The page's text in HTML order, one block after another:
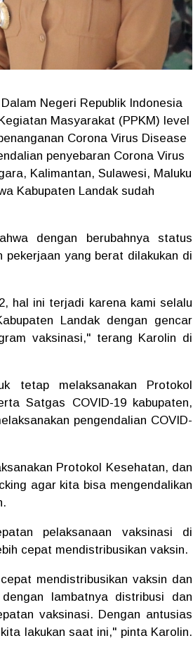
Negeri Republik Indonesia
Masyarakat (PPKM) level
Corona Virus Disease
penyebaran Corona Virus
Kalimantan, Sulawesi, Maluku
Kabupaten Landak sudah
dengan berubahnya status
pekerjaan yang berat dilakukan di
hal ini terjadi karena kami selalu
Landak dengan gencar
vaksinasi," terang Karolin di
tetap melaksanakan Protokol
Satgas COVID-19 kabupaten,
pengendalian COVID-
Protokol Kesehatan, dan
agar kita bisa mengendalikan
pelaksanaan vaksinasi di
cepat mendistribusikan vaksin.
mendistribusikan vaksin dan
lambatnya distribusi dan
vaksinasi. Dengan antusias
lakukan saat ini," pinta Karolin.